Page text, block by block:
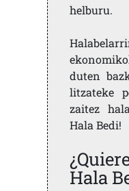
helburu.
duten
litzateke
zaitez
Hala Bedi!
Hala